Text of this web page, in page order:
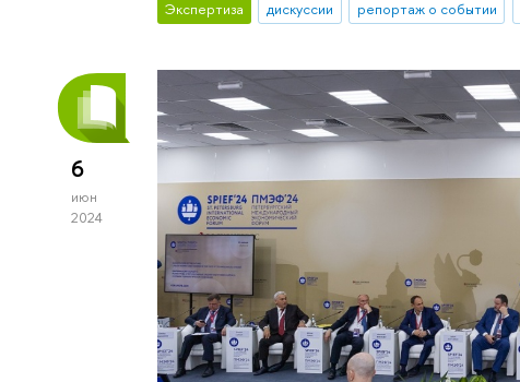
Экспертиза дискуссии репортаж о событии
6
июн
2024